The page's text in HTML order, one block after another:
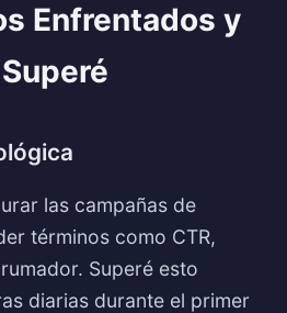
Enfrentados y
las campañas de
términos como CTR,
Superé esto
diarias durante el primer